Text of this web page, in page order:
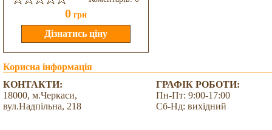
0 грн
Корисна інформація
КОНТАКТИ:
18000, м.Черкаси,
вул.Надпільна, 218
ГРАФІК РОБОТИ:
Пн-Пт: 9:00-17:00
Сб-Нд: вихідний